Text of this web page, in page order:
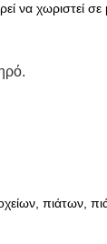
να χωριστεί
πιάτων,